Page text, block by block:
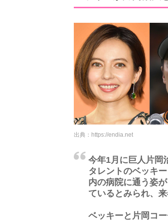
出典： https://endia.net
今年1月に巨人片岡
タレントのベッキ
内の病院に通う姿
ているとみられ、
ベッキーと片岡コ